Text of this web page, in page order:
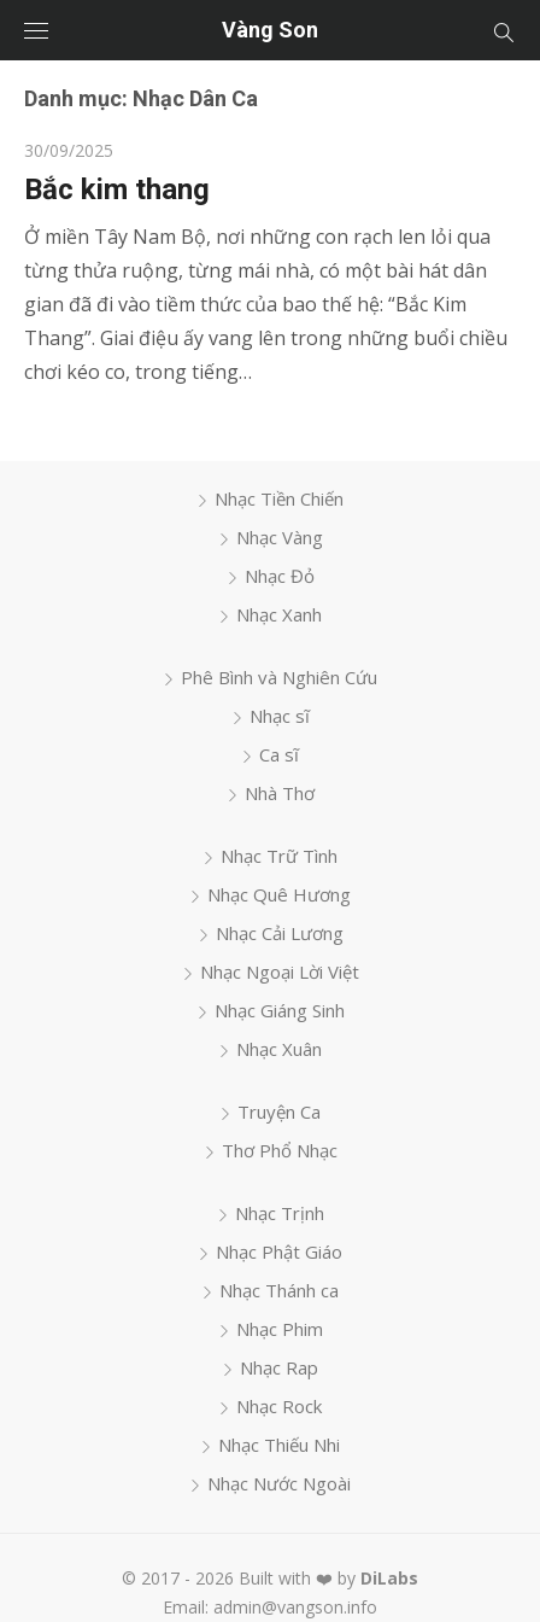
Vàng Son
Danh mục: Nhạc Dân Ca
Posted
on
30/09/2025
Bắc kim thang
Ở miền Tây Nam Bộ, nơi những con rạch len lỏi qua
từng thửa ruộng, từng mái nhà, có một bài hát dân
gian đã đi vào tiềm thức của bao thế hệ: “Bắc Kim
Thang”. Giai điệu ấy vang lên trong những buổi chiều
chơi kéo co, trong tiếng…
Nhạc Tiền Chiến
Nhạc Vàng
Nhạc Đỏ
Nhạc Xanh
Phê Bình và Nghiên Cứu
Nhạc sĩ
Ca sĩ
Nhà Thơ
Nhạc Trữ Tình
Nhạc Quê Hương
Nhạc Cải Lương
Nhạc Ngoại Lời Việt
Nhạc Giáng Sinh
Nhạc Xuân
Truyện Ca
Thơ Phổ Nhạc
Nhạc Trịnh
Nhạc Phật Giáo
Nhạc Thánh ca
Nhạc Phim
Nhạc Rap
Nhạc Rock
Nhạc Thiếu Nhi
Nhạc Nước Ngoài
© 2017 - 2026 Built with ❤️ by DiLabs
Email: admin@vangson.info